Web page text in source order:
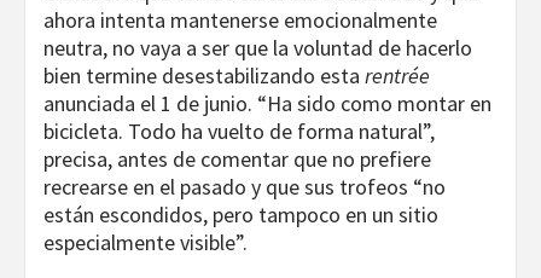
ahora intenta mantenerse emocionalmente
neutra, no vaya a ser que la voluntad de hacerlo
bien termine desestabilizando esta rentrée
anunciada el 1 de junio. “Ha sido como montar en
bicicleta. Todo ha vuelto de forma natural”,
precisa, antes de comentar que no prefiere
recrearse en el pasado y que sus trofeos “no
están escondidos, pero tampoco en un sitio
especialmente visible”.